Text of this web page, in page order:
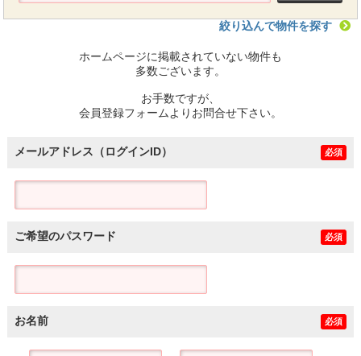
絞り込んで物件を探す
ホームページに掲載されていない物件も
多数ございます。
お手数ですが、
会員登録フォームよりお問合せ下さい。
メールアドレス（ログインID） 必須
ご希望のパスワード 必須
お名前 必須